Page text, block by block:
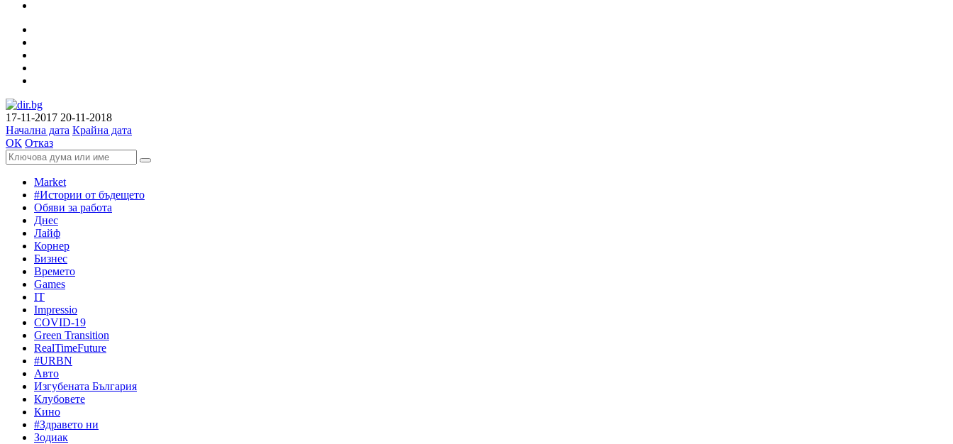
17-11-2017 20-11-2018
Начална дата Крайна дата
ОК Отказ
Market
#Истории от бъдещето
Обяви за работа
Днес
Лайф
Корнер
Бизнес
Времето
Games
IT
Impressio
COVID-19
Green Transition
RealTimeFuture
#URBN
Авто
Изгубената България
Клубовете
Кино
#Здравето ни
Зодиак